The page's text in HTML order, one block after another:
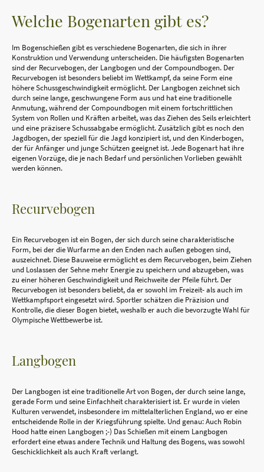
Welche Bogenarten gibt es?
Im Bogenschießen gibt es verschiedene Bogenarten, die sich in ihrer
Konstruktion und Verwendung unterscheiden. Die häufigsten Bogenarten
sind der Recurvebogen, der Langbogen und der Compoundbogen. Der
Recurvebogen ist besonders beliebt im Wettkampf, da seine Form eine
höhere Schussgeschwindigkeit ermöglicht. Der Langbogen zeichnet sich
durch seine lange, geschwungene Form aus und hat eine traditionelle
Anmutung, während der Compoundbogen mit einem fortschrittlichen
System von Rollen und Kräften arbeitet, was das Ziehen des Seils erleichtert
und eine präzisere Schussabgabe ermöglicht. Zusätzlich gibt es noch den
Jagdbogen, der speziell für die Jagd konzipiert ist, und den Kinderbogen,
der für Anfänger und junge Schützen geeignet ist. Jede Bogenart hat ihre
eigenen Vorzüge, die je nach Bedarf und persönlichen Vorlieben gewählt
werden können.
Recurvebogen
Ein Recurvebogen ist ein Bogen, der sich durch seine charakteristische
Form, bei der die Wurfarme an den Enden nach außen gebogen sind,
auszeichnet. Diese Bauweise ermöglicht es dem Recurvebogen, beim Ziehen
und Loslassen der Sehne mehr Energie zu speichern und abzugeben, was
zu einer höheren Geschwindigkeit und Reichweite der Pfeile führt. Der
Recurvebogen ist besonders beliebt, da er sowohl im Freizeit- als auch im
Wettkampfsport eingesetzt wird. Sportler schätzen die Präzision und
Kontrolle, die dieser Bogen bietet, weshalb er auch die bevorzugte Wahl für
Olympische Wettbewerbe ist.
Langbogen
Der Langbogen ist eine traditionelle Art von Bogen, der durch seine lange,
gerade Form und seine Einfachheit charakterisiert ist. Er wurde in vielen
Kulturen verwendet, insbesondere im mittelalterlichen England, wo er eine
entscheidende Rolle in der Kriegsführung spielte. Und genau: Auch Robin
Hood hatte einen Langbogen ;-) Das Schießen mit einem Langbogen
erfordert eine etwas andere Technik und Haltung des Bogens, was sowohl
Geschicklichkeit als auch Kraft verlangt.